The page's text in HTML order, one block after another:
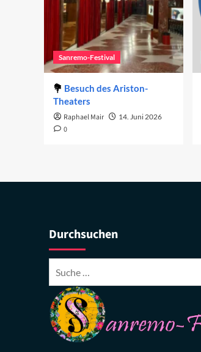
Sanremo-Festival
Besuch des Ariston-
Theaters
Raphael Mair 14. Juni 2026
0
Durchsuchen